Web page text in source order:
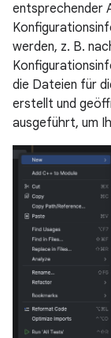
entsprechender
werden, z. B.
die Dateien für
erstellt und
ausgeführt, um